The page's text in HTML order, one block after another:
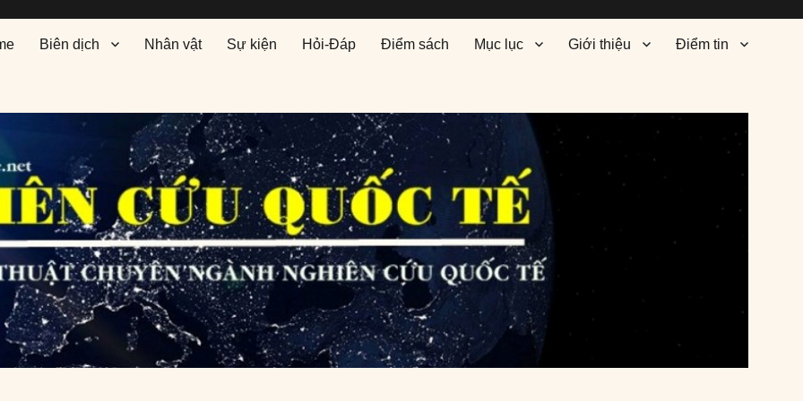
Biên dịch Nhân vật Sự kiện Hỏi-Đáp Điểm sách Mục lục Giới thiệu Điểm tin